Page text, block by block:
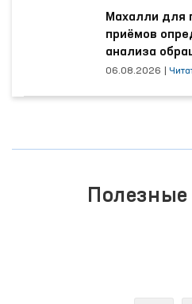
Махалли для
приёмов
анализа
06.08.2026